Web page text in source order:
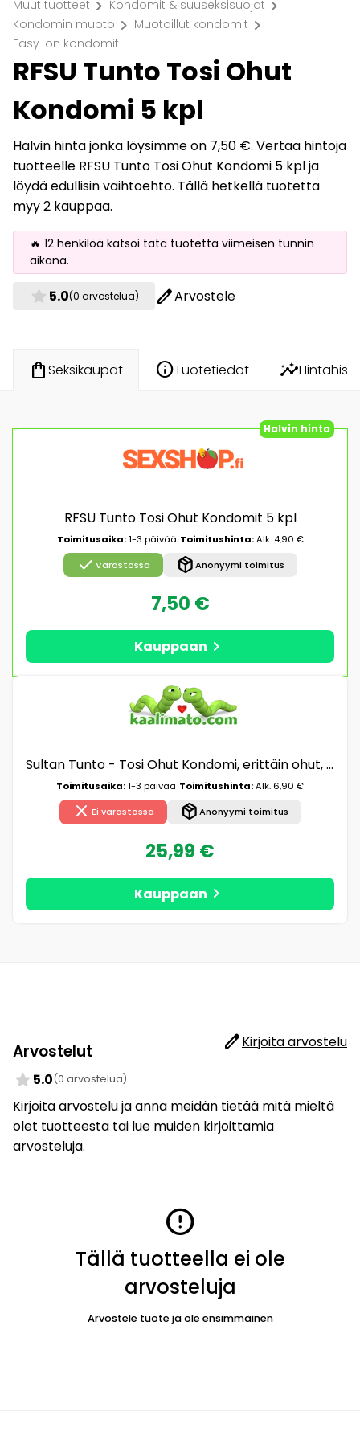
Muut tuotteet chevron_right Kondomit & suuseksisuojat chevron_right
Kondomin muoto chevron_right Muotoillut kondomit chevron_right
Easy-on kondomit
RFSU Tunto Tosi Ohut
Kondomi 5 kpl
Halvin hinta jonka löysimme on 7,50 €. Vertaa hintoja
tuotteelle RFSU Tunto Tosi Ohut Kondomi 5 kpl ja
löydä edullisin vaihtoehto. Tällä hetkellä tuotetta
myy 2 kauppaa.
🔥 12 henkilöä katsoi tätä tuotetta viimeisen tunnin
aikana.
star 5.0(0 arvostelua) editArvostele
shopping_bagSeksikaupat infoTuotetiedot insights
Halvin hinta
RFSU Tunto Tosi Ohut Kondomit 5 kpl
Toimitusaika:1-3 päivää Toimitushinta:Alk. 4,90 €
check Varastossa package_2Anonyymi toimitus
7,50 €
Kauppaan chevron_right
Sultan Tunto - Tosi Ohut Kondomi, erittäin ohut, lateksikondomi, helppo rullata paikoilleen
Toimitusaika:1-3 päivää Toimitushinta:Alk. 6,90 €
close Ei varastossa package_2Anonyymi toimitus
25,99 €
Kauppaan chevron_right
Arvostelut editKirjoita arvostelu
star 5.0(0 arvostelua)
Kirjoita arvostelu ja anna meidän tietää mitä mieltä
olet tuotteesta tai lue muiden kirjoittamia
arvosteluja.
error
Tällä tuotteella ei ole
arvosteluja
Arvostele tuote ja ole ensimmäinen